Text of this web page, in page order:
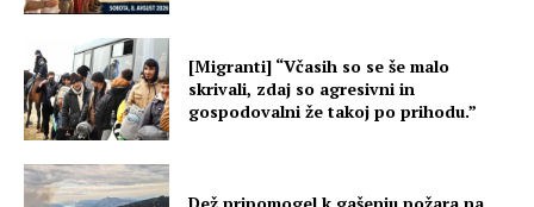
[Migranti] “Včasih so se še malo
skrivali, zdaj so agresivni in
gospodovalni že takoj po prihodu.”